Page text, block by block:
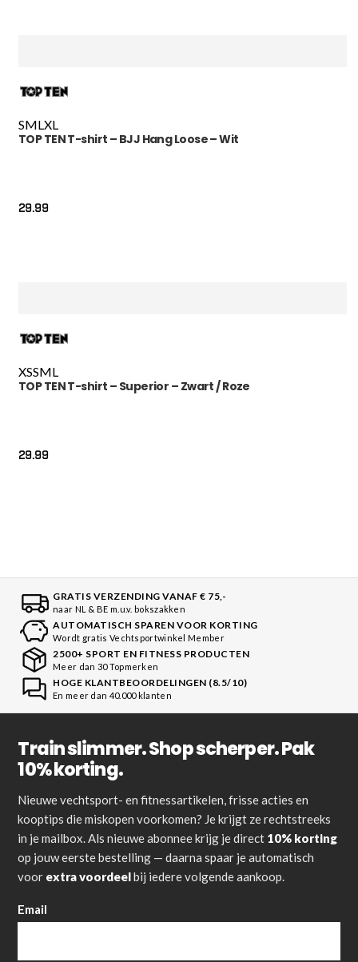
SMLXL
TOP TEN T-shirt – BJJ Hang Loose – Wit
29.99
XSSML
TOP TEN T-shirt – Superior – Zwart / Roze
29.99
GRATIS VERZENDING VANAF € 75,-
naar NL & BE m.u.v. bokszakken
AUTOMATISCH SPAREN VOOR KORTING
Wordt gratis Vechtsportwinkel Member
2500+ SPORT EN FITNESS PRODUCTEN
Meer dan 30 Topmerken
HOGE KLANTBEOORDELINGEN (8.5/10)
En meer dan 40.000 klanten
Train slimmer. Shop scherper. Pak
10% korting.
Nieuwe vechtsport- en fitnessartikelen, frisse acties en
kooptips die miskopen voorkomen? Je krijgt ze rechtstreeks
in je mailbox. Als nieuwe abonnee krijg je direct 10% korting
op jouw eerste bestelling — daarna spaar je automatisch
voor extra voordeelbij iedere volgende aankoop.
Email